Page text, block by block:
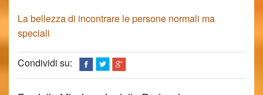
La bellezza di incontrare le persone normali ma
speciali
Condividi su: